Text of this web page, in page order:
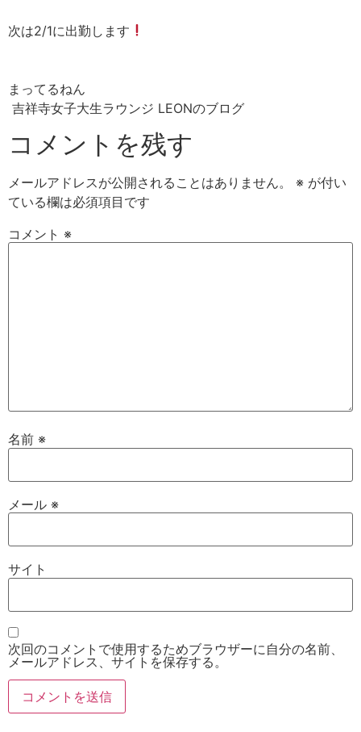
次は2/1に出勤します
まってるねん
吉祥寺女子大生ラウンジ LEONのブログ
コメントを残す
メールアドレスが公開されることはありません。 ※ が付い
ている欄は必須項目です
コメント ※
名前 ※
メール ※
サイト
次回のコメントで使用するためブラウザーに自分の名前、
メールアドレス、サイトを保存する。